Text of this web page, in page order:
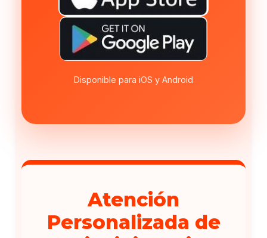
Disponible para iOS y Android
Atención
Personalizada de